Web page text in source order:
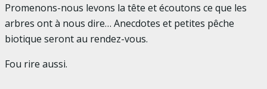
Promenons-nous levons la tête et écoutons ce que les
arbres ont à nous dire… Anecdotes et petites pêche
biotique seront au rendez-vous.
Fou rire aussi.